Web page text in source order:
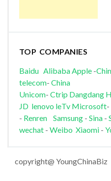
TOP COMPANIES
Baidu AlibabaApple-
telecom- China
Unicom- Ctrip Dangdang
JD lenovo leTv Microsoft-
- Renren Samsung- Sina-
wechat - Weibo Xiaomi-
copyright@ YoungChinaBiz